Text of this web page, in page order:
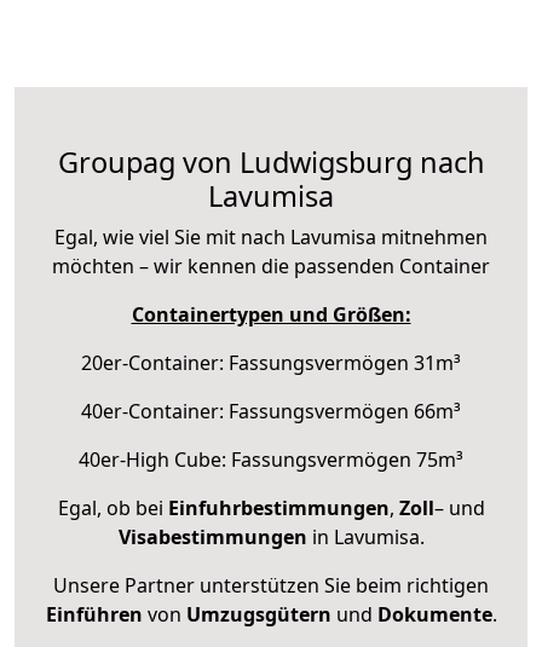
Groupag von Ludwigsburg nach
Lavumisa
Egal, wie viel Sie mit nach Lavumisa mitnehmen
möchten – wir kennen die passenden Container
Containertypen und Größen:
20er-Container: Fassungsvermögen 31m³
40er-Container: Fassungsvermögen 66m³
40er-High Cube: Fassungsvermögen 75m³
Egal, ob bei Einfuhrbestimmungen, Zoll– und
Visabestimmungen in Lavumisa.
Unsere Partner unterstützen Sie beim richtigen
Einführen von Umzugsgütern und Dokumente.